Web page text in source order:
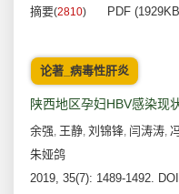
摘要(2810) PDF
论著_病毒性肝炎
陕西地区孕妇HBV感染现
余强, 王静, 刘锦锋, 闫涛涛,
朱娅鸽
2019, 35(7): 1489-1492.